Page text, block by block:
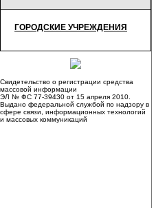
ГОРОДСКИЕ УЧРЕЖДЕНИЯ
Свидетельство о регистрации средства
массовой информации
ЭЛ № ФС 77-39430 от 15 апреля 2010.
Выдано федеральной службой по надзору в
сфере связи, информационных технологий
и массовых коммуникаций